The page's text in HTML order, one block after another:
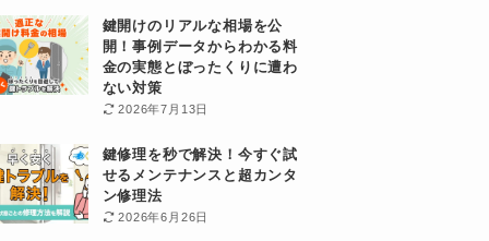
鍵開けのリアルな相場を公
開！事例データからわかる料
金の実態とぼったくりに遭わ
ない対策
2026年7月13日
鍵修理を秒で解決！今すぐ試
せるメンテナンスと超カンタ
ン修理法
2026年6月26日